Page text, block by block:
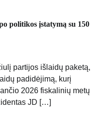
politikos įstatymą su 150
partijos išlaidų paketą,
padidėjimą, kurį
2026 fiskalinių metų
JD […]